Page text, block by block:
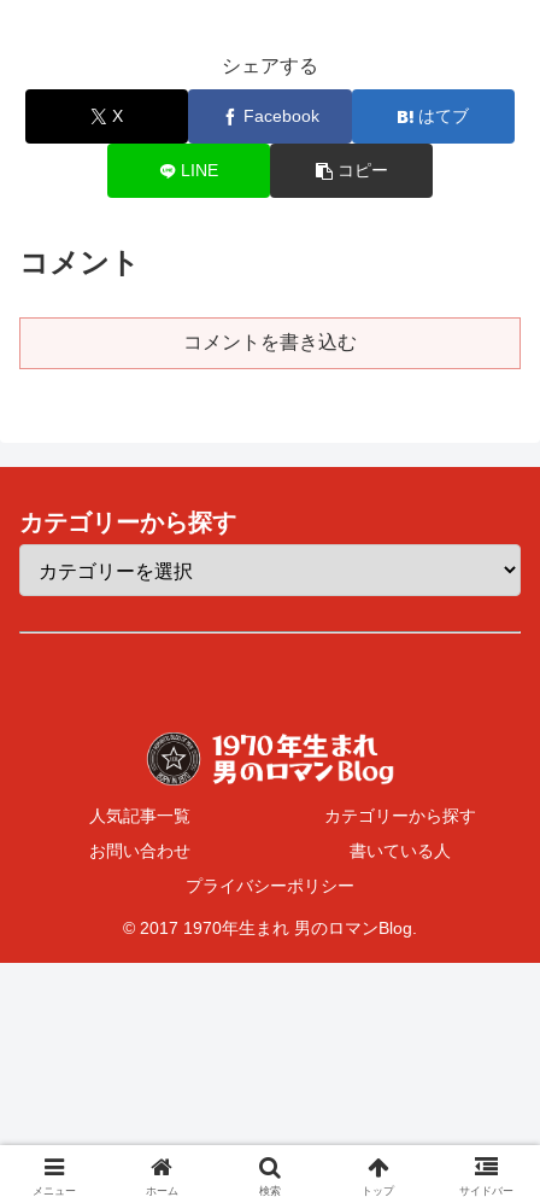
シェアする
X Facebook はてブ
LINE コピー
コメント
コメントを書き込む
カテゴリーから探す
人気記事一覧
カテゴリーから探す
お問い合わせ
書いている人
プライバシーポリシー
© 2017 1970年生まれ 男のロマンBlog.
メニュー ホーム 検索 トップ サイドバー